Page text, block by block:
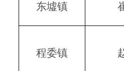
东墟镇
程委镇